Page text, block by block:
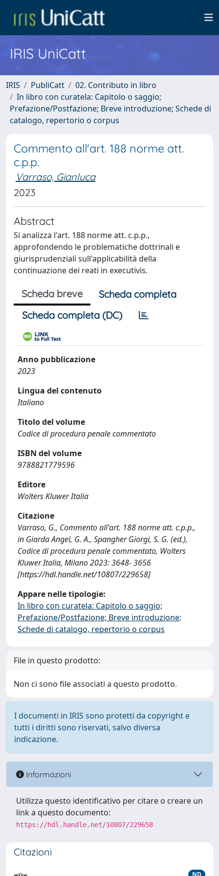
IRIS UniCatt
IRIS PubliCatt
02. Contributo in libro
In libro con curatela: Capitolo o saggio;
Prefazione/Postfazione; Breve introduzione; Schede di
catalogo, repertorio o corpus
Commento all'art. 188 norme att.
c.p.p.
Varraso, Gianluca
2023
Abstract
Si analizza l'art. 188 norme att. c.p.p.,
approfondendo le problematiche dottrinali e
giurisprudenziali sull'applicabilità della
continuazione dei reati in executivis.
Scheda breve
Scheda completa
Scheda completa (DC)
Anno pubblicazione
2023
Lingua del contenuto
Italiano
Titolo del volume
Codice di procedura penale commentato
ISBN del volume
9788821779596
Editore
Wolters Kluwer Italia
Citazione
Varraso, G., Commento all'art. 188 norme att. c.p.p.,
in Giarda Angel, G. A., Spangher Giorgi, S. G. (ed.),
Codice di procedura penale commentato, Wolters
Kluwer Italia, Milano 2023: 3648- 3656
[https://hdl.handle.net/10807/229658]
Appare nelle tipologie:
In libro con curatela: Capitolo o saggio;
Prefazione/Postfazione; Breve introduzione;
Schede di catalogo, repertorio o corpus
File in questo prodotto:
Non ci sono file associati a questo prodotto.
I documenti in IRIS sono protetti da copyright e
tutti i diritti sono riservati, salvo diversa
indicazione.
Informazioni
Utilizza questo identificativo per citare o creare un
link a questo documento:
https://hdl.handle.net/10807/229658
Citazioni